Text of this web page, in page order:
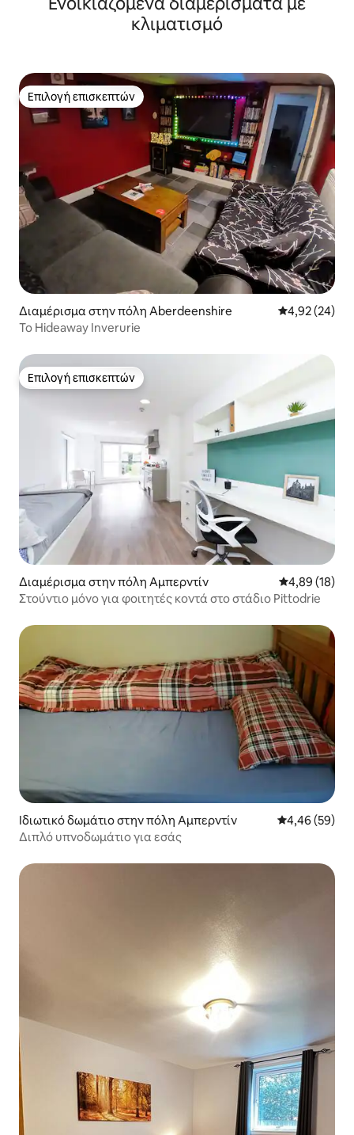
κλιματισμό
Επιλογή επισκεπτών
Επιλογή επισκεπτών
Διαμέρισμα στην πόλη Aberdeenshire Μέση
4,92 (24)
Το Hideaway Inverurie
Επιλογή επισκεπτών
Επιλογή επισκεπτών
Διαμέρισμα στην πόλη Αμπερντίν Μέση
4,89 (18)
Στούντιο μόνο για φοιτητές κοντά στο στάδιο Pittodrie
Ιδιωτικό δωμάτιο στην πόλη Αμπερντίν Μέση
4,46 (59)
Διπλό υπνοδωμάτιο για εσάς